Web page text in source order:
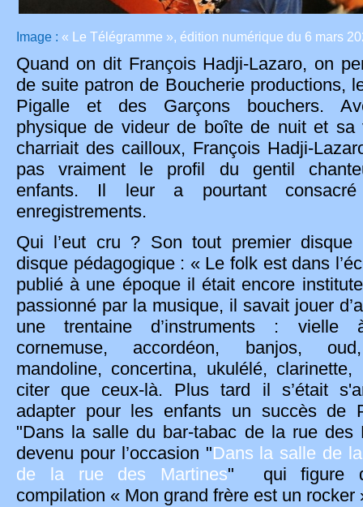
Image : « Le Télégramme », édition numérique du 6 mars
Quand on dit François Hadji-Lazaro, on
de suite patron de Boucherie productions,
Pigalle et des Garçons bouchers.
physique de videur de boîte de nuit et sa
charriait des cailloux, François Hadji-
pas vraiment le profil du gentil
enfants. Il leur a pourtant consacré
enregistrements.
Qui l’eut cru ? Son tout premier disque
disque pédagogique : « Le folk est dans
publié à une époque il était encore
passionné par la musique, il savait jouer
une trentaine d’instruments : vielle
cornemuse, accordéon, banjos,
mandoline, concertina, ukulélé, clarinette,
citer que ceux-là. Plus tard il s’était
adapter pour les enfants un succès de
"Dans la salle du bar-tabac de la rue des
devenu pour l’occasion "Dans la salle de
de la rue des Martines"
qui figure
compilation « Mon grand frère est un rocker